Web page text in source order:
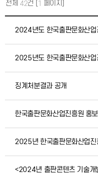
전체 42건 [ 1 페이지]
2024년도 한국출판문화산업
2025년도 한국출판문화산업
징계처분결과 공개
한국출판문화산업진흥원 홍